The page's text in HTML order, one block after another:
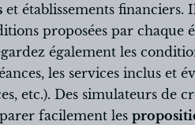
et établissements
proposées par chaque
également les
les services inclus et
etc.). Des simulateurs de
facilement les